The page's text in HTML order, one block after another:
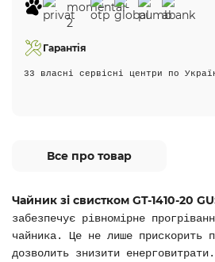
Гарантія
33 власні сервісні центри по
Все про товар
Чайник зі свистком GT-1410-20
забезпечує рівномірне
чайника. Це не лише прискорить
дозволить знизити